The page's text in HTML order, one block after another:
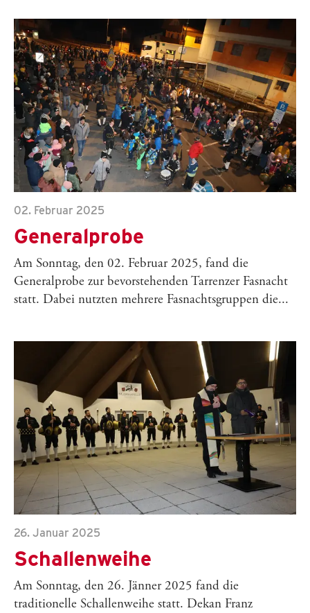
02. Februar 2025
Generalprobe
Am Sonntag, den 02. Februar 2025, fand die
Generalprobe zur bevorstehenden Tarrenzer Fasnacht
statt. Dabei nutzten mehrere Fasnachtsgruppen die...
26. Januar 2025
Schallenweihe
Am Sonntag, den 26. Jänner 2025 fand die
traditionelle Schallenweihe statt. Dekan Franz